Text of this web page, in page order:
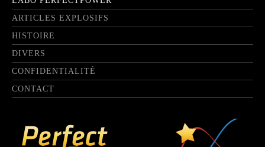
ARTICLES EXPLOSIFS
HISTOIRE
DIVERS
CONFIDENTIALITÉ
CONTACT